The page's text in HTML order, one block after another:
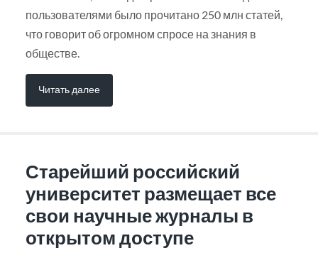
пользователями было прочитано 250 млн статей,
что говорит об огромном спросе на знания в
обществе.
Читать далее
Старейший российский
университет размещает все
свои научные журналы в
открытом доступе